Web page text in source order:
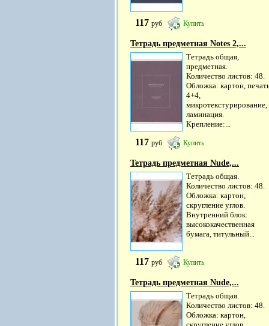
117 руб Купить
Тетрадь предметная Notes 2,...
Тетрадь общая,
предметная.
Количество листов: 48.
Обложка: картон,
4+4,
микротекстурирование,
ламинация.
Крепление:...
117 руб Купить
Тетрадь предметная Nude,...
Тетрадь общая.
Количество листов: 48.
Обложка: картон,
скругление углов.
Внутренний блок:
высококачественная
бумага, титульный...
117 руб Купить
Тетрадь предметная Nude,...
Тетрадь общая.
Количество листов: 48.
Обложка: картон,